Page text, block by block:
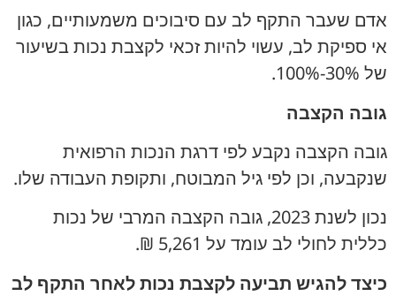
אדם שעבר התקף לב עם סיבוכים משמעותיים, כגון
אי ספיקת לב, עשוי להיות זכאי לקצבת נכות בשיעור
של 30%-100%.
גובה הקצבה
גובה הקצבה נקבע לפי דרגת הנכות הרפואית
שנקבעה, וכן לפי גיל המבוטח, ותקופת העבודה שלו.
נכון לשנת 2023, גובה הקצבה המרבי של נכות
כללית לחולי לב עומד על 5,261 ₪.
כיצד להגיש תביעה לקצבת נכות לאחר התקף לב